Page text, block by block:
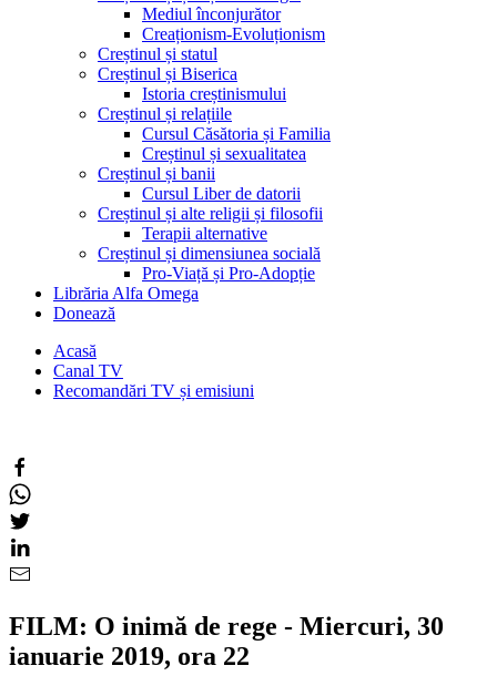
Mediul înconjurător
Creaționism-Evoluționism
Creștinul și statul
Creștinul și Biserica
Istoria creștinismului
Creștinul și relațiile
Cursul Căsătoria și Familia
Creștinul și sexualitatea
Creștinul și banii
Cursul Liber de datorii
Creștinul și alte religii și filosofii
Terapii alternative
Creștinul și dimensiunea socială
Pro-Viață și Pro-Adopție
Librăria Alfa Omega
Donează
Acasă
Canal TV
Recomandări TV și emisiuni
FILM: O inimă de rege - Miercuri, 30
ianuarie 2019, ora 22